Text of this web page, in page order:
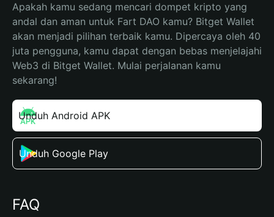
Apakah kamu sedang mencari dompet kripto yang
andal dan aman untuk Fart DAO kamu? Bitget Wallet
akan menjadi pilihan terbaik kamu. Dipercaya oleh 40
juta pengguna, kamu dapat dengan bebas menjelajahi
Web3 di Bitget Wallet. Mulai perjalanan kamu
sekarang!
Unduh Android APK
Unduh Google Play
FAQ